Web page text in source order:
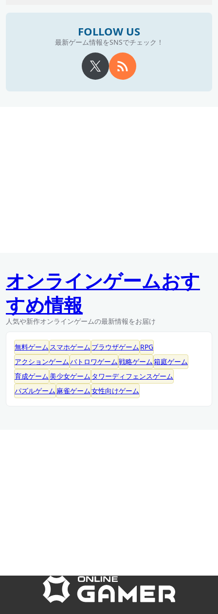
FOLLOW US
最新ゲーム情報をSNSでチェック！
オンラインゲームおす
すめ情報
人気や新作オンラインゲームの最新情報をお届け
無料ゲーム スマホゲーム ブラウザゲーム RPG
アクションゲームバトロワゲーム戦略ゲーム箱庭ゲーム
育成ゲーム 美少女ゲーム タワーディフェンスゲーム
パズルゲーム 麻雀ゲーム女性向けゲーム